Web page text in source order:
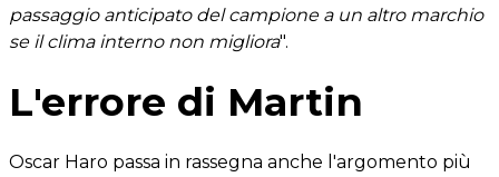
passaggio anticipato del campione a un altro marchio
se il clima interno non migliora".
L'errore di Martin
Oscar Haro passa in rassegna anche l'argomento più